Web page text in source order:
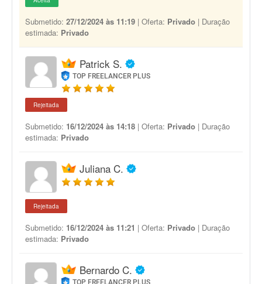
Submetido: 27/12/2024 às 11:19 | Oferta: Privado | Duração
estimada: Privado
Patrick S.
TOP FREELANCER PLUS
Rejeitada
Submetido: 16/12/2024 às 14:18 | Oferta: Privado | Duração
estimada: Privado
Juliana C.
Rejeitada
Submetido: 16/12/2024 às 11:21 | Oferta: Privado | Duração
estimada: Privado
Bernardo C.
TOP FREELANCER PLUS